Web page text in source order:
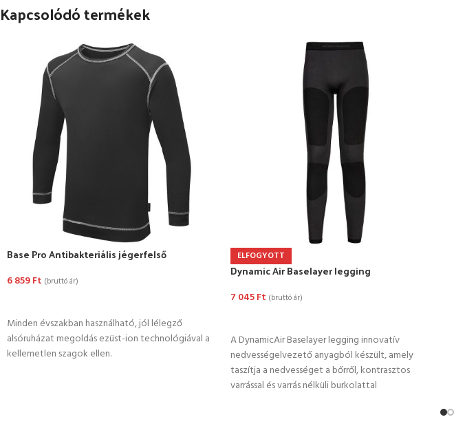
Kapcsolódó termékek
Base Pro Antibakteriális jégerfelső
6 859Ft (bruttó ár)
Minden évszakban használható, jól lélegző
alsóruházat megoldás ezüst-ion technológiával a
kellemetlen szagok ellen.
ELFOGYOTT
Dynamic Air Baselayer legging
7 045Ft (bruttó ár)
A DynamicAir Baselayer legging innovatív
nedvességelvezető anyagból készült, amely
taszítja a nedvességet a bőrről, kontrasztos
varrással és varrás nélküli burkolattal